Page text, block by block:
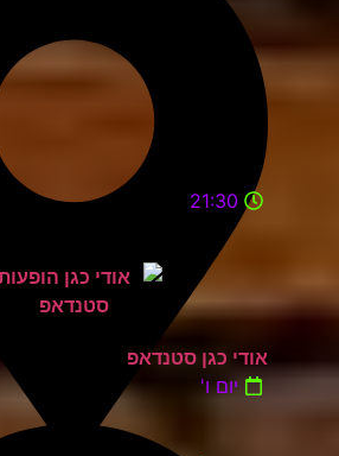
21:30
אודי כגן סטנדאפ
יום ו'